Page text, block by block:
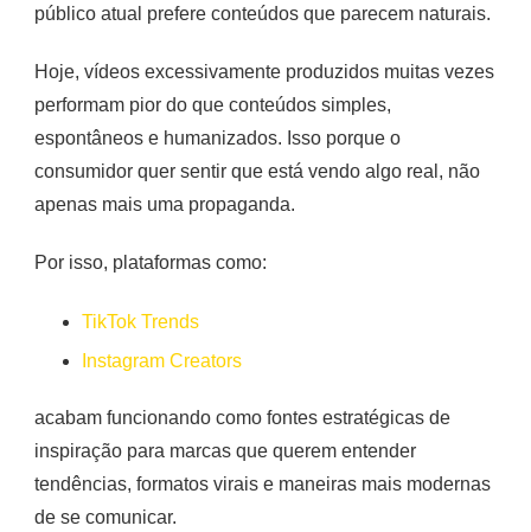
público atual prefere conteúdos que parecem naturais.
Hoje, vídeos excessivamente produzidos muitas vezes
performam pior do que conteúdos simples,
espontâneos e humanizados. Isso porque o
consumidor quer sentir que está vendo algo real, não
apenas mais uma propaganda.
Por isso, plataformas como:
TikTok Trends
Instagram Creators
acabam funcionando como fontes estratégicas de
inspiração para marcas que querem entender
tendências, formatos virais e maneiras mais modernas
de se comunicar.